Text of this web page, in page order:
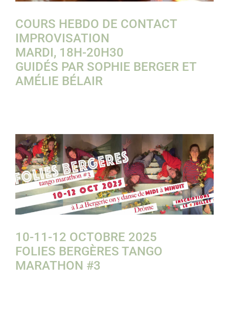
COURS HEBDO DE CONTACT
IMPROVISATION
MARDI, 18H-20H30
GUIDÉS PAR SOPHIE BERGER ET
AMÉLIE BÉLAIR
10-11-12 OCTOBRE 2025
FOLIES BERGÈRES TANGO
MARATHON #3